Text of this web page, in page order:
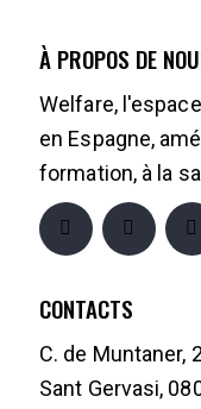
À PROPOS DE
Welfare,
en Espagne,
formation, à la
CONTACTS
C. de Muntaner,
Sant Gervasi,